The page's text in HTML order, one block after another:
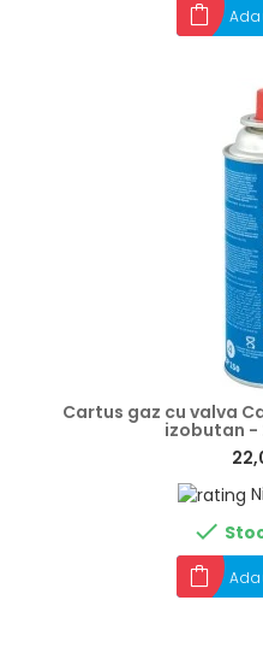
Cartus gaz cu valva
izobutan -
